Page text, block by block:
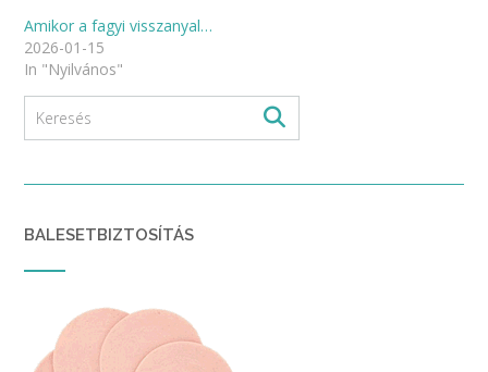
Amikor a fagyi visszanyal…
2026-01-15
In "Nyilvános"
BALESETBIZTOSÍTÁS